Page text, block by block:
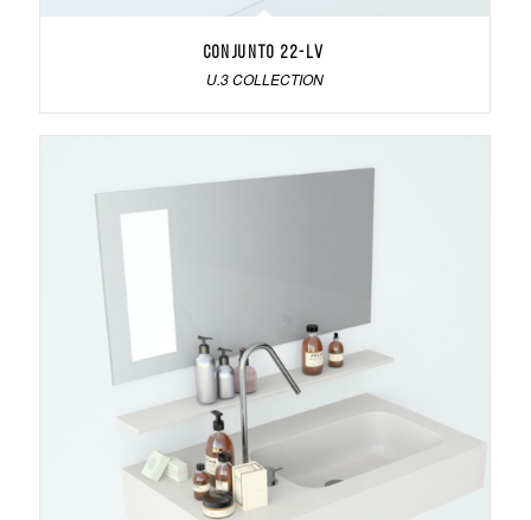
Conjunto 22-LV
U.3 COLLECTION